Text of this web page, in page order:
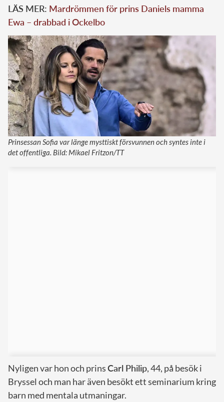
LÄS MER: Mardrömmen för prins Daniels mamma
Ewa – drabbad i Ockelbo
Prinsessan Sofia var länge mysttiskt försvunnen och syntes inte i
det offentliga. Bild: Mikael Fritzon/TT
Nyligen var hon och prinsCarl Philip, 44, på besök i
Bryssel och man har även besökt ett seminarium kring
barn med mentala utmaningar.